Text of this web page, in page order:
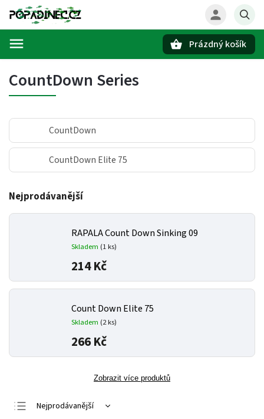
Prázdný košík
CountDown Series
CountDown
CountDown Elite 75
Nejprodávanější
RAPALA Count Down Sinking 09
Skladem (1 ks)
214 Kč
Count Down Elite 75
Skladem (2 ks)
266 Kč
Zobrazit více produktů
Nejprodávanější